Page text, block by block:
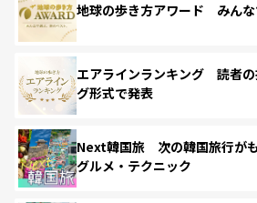
地球の歩き方アワード みんな
エアラインランキング 読者
グ形式で発表
Next韓国旅 次の韓国旅行が
グルメ・テクニック